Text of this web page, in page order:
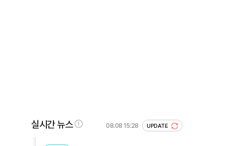
실시간 뉴스 08.08 15:28 UPDATE